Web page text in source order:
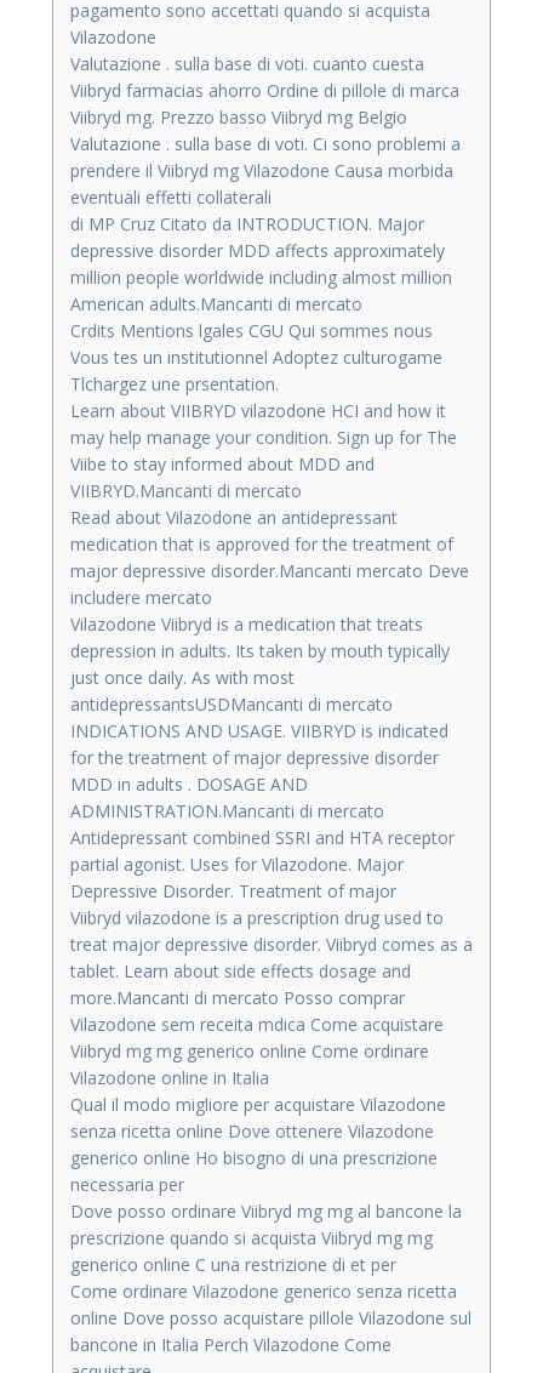
pagamento sono accettati quando si acquista
Vilazodone
Valutazione . sulla base di voti. cuanto cuesta
Viibryd farmacias ahorro Ordine di pillole di marca
Viibryd mg. Prezzo basso Viibryd mg Belgio
Valutazione . sulla base di voti. Ci sono problemi a
prendere il Viibryd mg Vilazodone Causa morbida
eventuali effetti collaterali
di MP Cruz Citato da INTRODUCTION. Major
depressive disorder MDD affects approximately
million people worldwide including almost million
American adults.Mancanti di mercato
Crdits Mentions lgales CGU Qui sommes nous
Vous tes un institutionnel Adoptez culturogame
Tlchargez une prsentation.
Learn about VIIBRYD vilazodone HCI and how it
may help manage your condition. Sign up for The
Viibe to stay informed about MDD and
VIIBRYD.Mancanti di mercato
Read about Vilazodone an antidepressant
medication that is approved for the treatment of
major depressive disorder.Mancanti mercato Deve
includere mercato
Vilazodone Viibryd is a medication that treats
depression in adults. Its taken by mouth typically
just once daily. As with most
antidepressantsUSDMancanti di mercato
INDICATIONS AND USAGE. VIIBRYD is indicated
for the treatment of major depressive disorder
MDD in adults . DOSAGE AND
ADMINISTRATION.Mancanti di mercato
Antidepressant combined SSRI and HTA receptor
partial agonist. Uses for Vilazodone. Major
Depressive Disorder. Treatment of major
Viibryd vilazodone is a prescription drug used to
treat major depressive disorder. Viibryd comes as a
tablet. Learn about side effects dosage and
more.Mancanti di mercato Posso comprar
Vilazodone sem receita mdica Come acquistare
Viibryd mg mg generico online Come ordinare
Vilazodone online in Italia
Qual il modo migliore per acquistare Vilazodone
senza ricetta online Dove ottenere Vilazodone
generico online Ho bisogno di una prescrizione
necessaria per
Dove posso ordinare Viibryd mg mg al bancone la
prescrizione quando si acquista Viibryd mg mg
generico online C una restrizione di et per
Come ordinare Vilazodone generico senza ricetta
online Dove posso acquistare pillole Vilazodone sul
bancone in Italia Perch Vilazodone Come